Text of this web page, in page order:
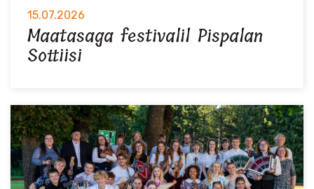
15.07.2026
Maatasaga festivalil Pispalan
Sottiisi